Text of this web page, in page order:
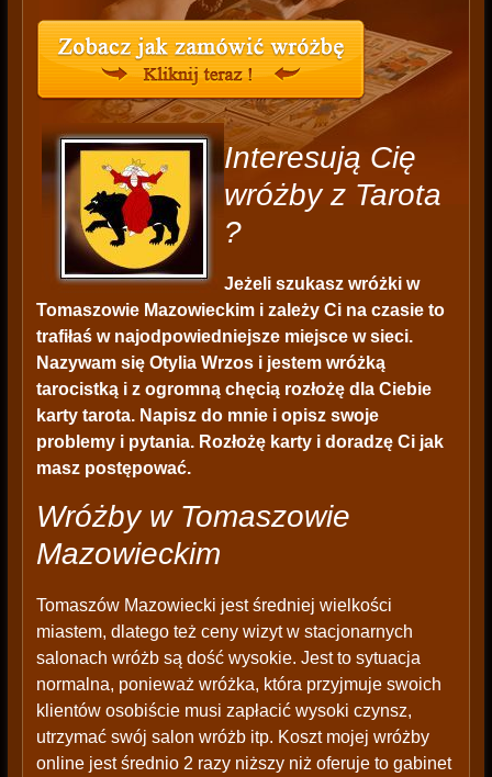
Interesują Cię
wróżby z Tarota
?
Jeżeli szukasz wróżki w
Tomaszowie Mazowieckim i zależy Ci na czasie to
trafiłaś w najodpowiedniejsze miejsce w sieci.
Nazywam się Otylia Wrzos i jestem wróżką
tarocistką i z ogromną chęcią rozłożę dla Ciebie
karty tarota. Napisz do mnie i opisz swoje
problemy i pytania. Rozłożę karty i doradzę Ci jak
masz postępować.
Wróżby w Tomaszowie
Mazowieckim
Tomaszów Mazowiecki jest średniej wielkości
miastem, dlatego też ceny wizyt w stacjonarnych
salonach wróżb są dość wysokie. Jest to sytuacja
normalna, ponieważ wróżka, która przyjmuje swoich
klientów osobiście musi zapłacić wysoki czynsz,
utrzymać swój salon wróżb itp. Koszt mojej wróżby
online jest średnio 2 razy niższy niż oferuje to gabinet